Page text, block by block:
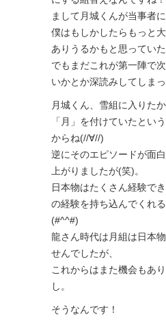
まして月城くんが当事者
僕はもしかしたらもっと
ありうるかもと思っていた
でもまだこれが第一陣で
いかとか深読みしてしま
月城くん、雪組に入りた
「月」を付けていたとい
からね(//∀//)
逆にそのエピソードが面
上がりましたが(笑)。
日本物はたくさん経験で
の経験を持ち込んでくれ
(#^^#)
龍さん時代は月組は日本
せんでしたが、
これからはまた機会もあ
し。
そうなんです！